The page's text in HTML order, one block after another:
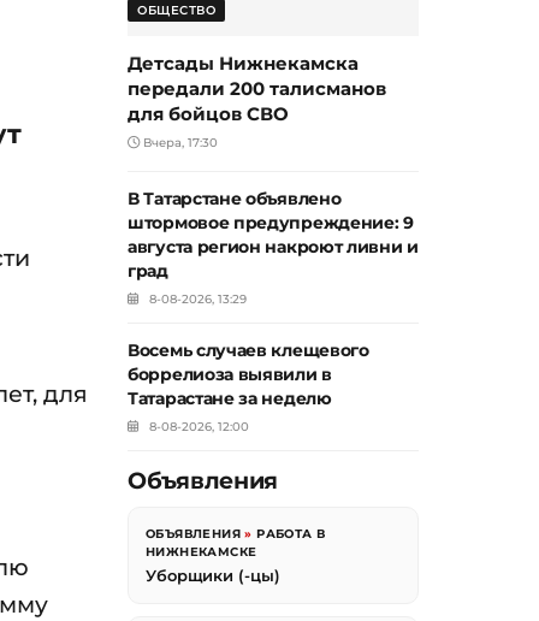
для
ОБЩЕСТВО
Детсады Нижнекамска
передали 200 талисманов
для бойцов СВО
Вчера, 17:30
В Татарстане объявлено
штормовое предупреждение: 9
августа регион накроют ливни и
град
8-08-2026, 13:29
Восемь случаев клещевого
боррелиоза выявили в
Татарастане за неделю
8-08-2026, 12:00
Объявления
ОБЪЯВЛЕНИЯ »РАБОТА В
НИЖНЕКАМСКЕ
Уборщики (-цы)